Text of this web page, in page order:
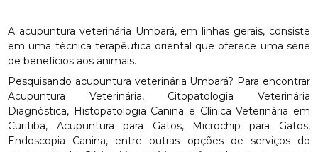
A acupuntura veterinária Umbará, em linhas gerais, consiste
em uma técnica terapêutica oriental que oferece uma série
de benefícios aos animais.
Pesquisando acupuntura veterinária Umbará? Para encontrar
Acupuntura Veterinária, Citopatologia Veterinária
Diagnóstica, Histopatologia Canina e Clínica Veterinária em
Curitiba, Acupuntura para Gatos, Microchip para Gatos,
Endoscopia Canina, entre outras opções de serviços do